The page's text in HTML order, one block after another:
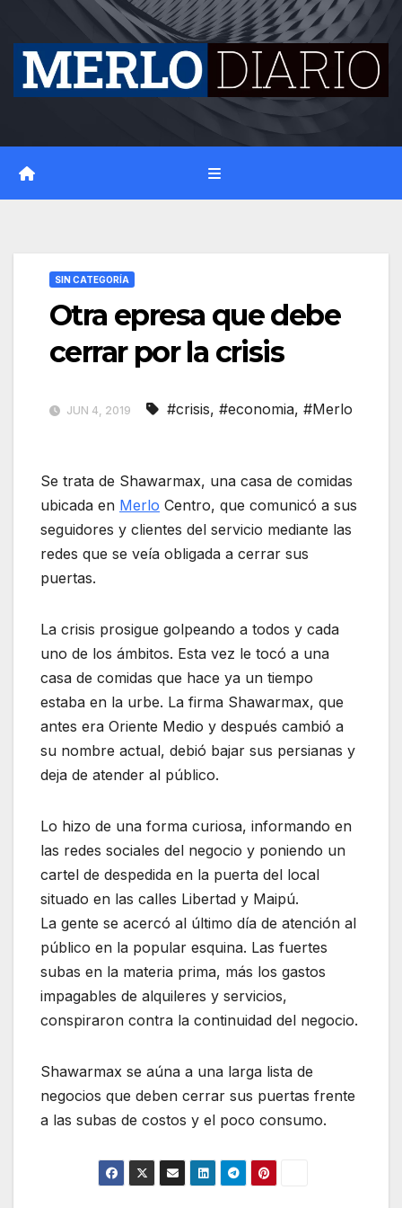
content
SIN CATEGORÍA
Otra epresa que debe
cerrar por la crisis
JUN 4, 2019 #crisis, #economia, #Merlo
Se trata de Shawarmax, una casa de comidas
ubicada en Merlo Centro, que comunicó a sus
seguidores y clientes del servicio mediante las
redes que se veía obligada a cerrar sus
puertas.
La crisis prosigue golpeando a todos y cada
uno de los ámbitos. Esta vez le tocó a una
casa de comidas que hace ya un tiempo
estaba en la urbe. La firma Shawarmax, que
antes era Oriente Medio y después cambió a
su nombre actual, debió bajar sus persianas y
deja de atender al público.
Lo hizo de una forma curiosa, informando en
las redes sociales del negocio y poniendo un
cartel de despedida en la puerta del local
situado en las calles Libertad y Maipú.
La gente se acercó al último día de atención al
público en la popular esquina. Las fuertes
subas en la materia prima, más los gastos
impagables de alquileres y servicios,
conspiraron contra la continuidad del negocio.
Shawarmax se aúna a una larga lista de
negocios que deben cerrar sus puertas frente
a las subas de costos y el poco consumo.